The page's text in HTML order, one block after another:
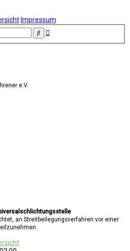
Impressum
SucheErweiterte
e.V.
an Streitbeilegungsverfahren vor einer